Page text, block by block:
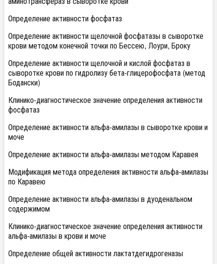
Определение активности фосфатаз
Определение активности щелочной фосфатазы в сыворотке
крови методом конечной точки по Бессею, Лоури, Броку
Определение активности щелочной и кислой фосфатаз в
сыворотке крови по гидролизу бета-глицерофосфата (метод
Бодански)
Клинико-диагностическое значение определения активности
фосфатаз
Определение активности альфа-амилазы в сыворотке крови и
моче
Определение активности альфа-амилазы методом Каравея
Модификация метода определения активности альфа-амилазы
по Каравею
Определение активности альфа-амилазы в дуоденальном
содержимом
Клинико-диагностическое значение определения активности
альфа-амилазы в крови и моче
Определение общей активности лактатдегидрогеназы